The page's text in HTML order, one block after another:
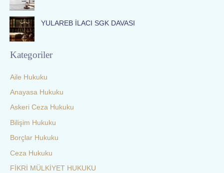
YULAREB İLACI SGK DAVASI
Kategoriler
Aile Hukuku
Anayasa Hukuku
Askeri Ceza Hukuku
Bilişim Hukuku
Borçlar Hukuku
Ceza Hukuku
FİKRİ MÜLKİYET HUKUKU